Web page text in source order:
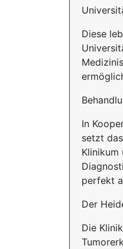
Diese
In
setzt
Klinikum
perfekt
Der
Die